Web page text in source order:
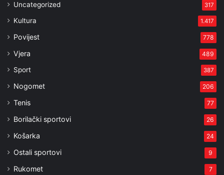
Uncategorized 317
Kultura 1.417
Povijest 778
Vjera 489
Sport 387
Nogomet 206
Tenis 77
Borilački sportovi 26
Košarka 24
Ostali sportovi 9
Rukomet 7